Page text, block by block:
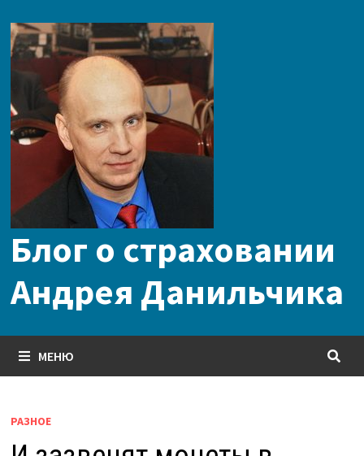
содержимому
Блог о страховании
Андрея Данильчика
МЕНЮ
РАЗНОЕ